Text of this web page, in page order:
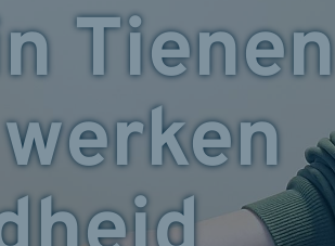
Tienen